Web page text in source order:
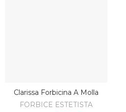
AGGIUNGI AL CARRELLO
Clarissa Forbicina A Molla
FORBICE ESTETISTA